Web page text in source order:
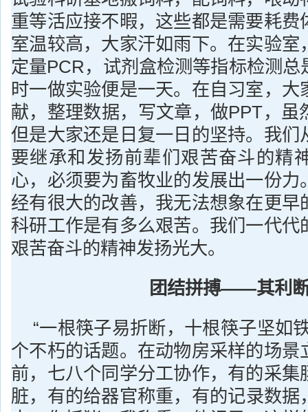
重等活应接不暇，这些都是需要耗费
室温较高，大家汗如雨下。在实验室
定量PCR，试剂盒检测等指标检测总
时一做实验便是一天。在自习室，大
献，整理数据，写文章，做PPT，虽
但是大家还是日复一日的坚持。我们
要继承和发扬前辈们艰苦奋斗的精
心，必须要为畜牧业的发展出一份力
经有很大的改善，我无法想象在更早
科研工作是有多么艰苦。我们一代代
艰苦奋斗的精神发扬光大。
团结拼搏——其利
“一根筷子易折断，十根筷子坚如
个不朽的话题。在动物房采样的场景
前，七八个同学分工协作，有的采集
脏，有的给器官称重，有的记录数